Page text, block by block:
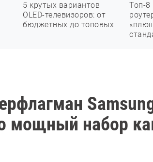
5 крутых вариантов
OLED-телевизоров: от
бюджетных до топовых
Топ-8
мощный набор